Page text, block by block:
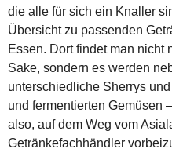
die alle für sich ein Knaller
Übersicht zu passenden
Essen. Dort findet man nicht
Sake, sondern es werden
unterschiedliche Sherrys
und fermentierten Gemüsen
also, auf dem Weg vom
Getränkefachhändler